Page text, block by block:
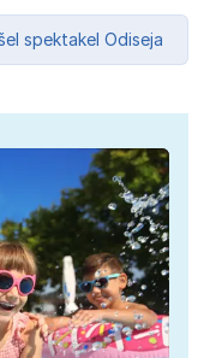
spektakel Odiseja